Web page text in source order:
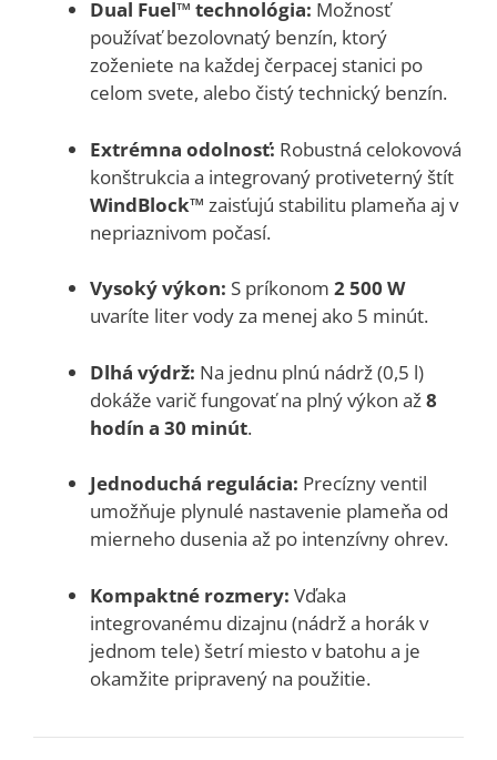
Dual Fuel™ technológia: Možnosť
používať bezolovnatý benzín, ktorý
zoženiete na každej čerpacej stanici po
celom svete, alebo čistý technický benzín.
Extrémna odolnosť: Robustná celokovová
konštrukcia a integrovaný protiveterný štít
WindBlock™ zaisťujú stabilitu plameňa aj v
nepriaznivom počasí.
Vysoký výkon: S príkonom 2 500 W
uvaríte liter vody za menej ako 5 minút.
Dlhá výdrž: Na jednu plnú nádrž (0,5 l)
dokáže varič fungovať na plný výkon až8
hodín a 30 minút.
Jednoduchá regulácia: Precízny ventil
umožňuje plynulé nastavenie plameňa od
mierneho dusenia až po intenzívny ohrev.
Kompaktné rozmery: Vďaka
integrovanému dizajnu (nádrž a horák v
jednom tele) šetrí miesto v batohu a je
okamžite pripravený na použitie.